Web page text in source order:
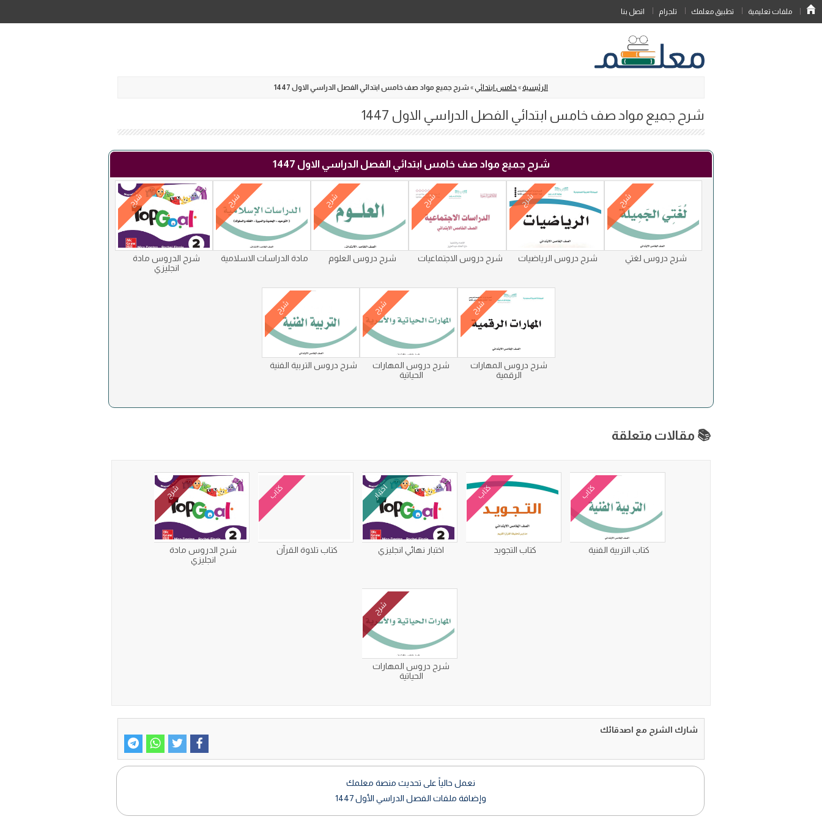
ملفات تعليمية تطبيق معلمك تلجرام اتصل بنا
الرئيسية » خامس ابتدائي »شرح جميع مواد صف خامس ابتدائي الفصل الدراسي الاول 1447
شرح جميع مواد صف خامس ابتدائي الفصل الدراسي الاول 1447
شرح جميع مواد صف خامس ابتدائي الفصل الدراسي الاول 1447
شرح
شرح دروس لغتي
شرح
شرح دروس الرياضيات
شرح
شرح دروس الاجتماعيات
شرح
شرح دروس العلوم
شرح
مادة الدراسات الاسلامية
شرح
شرح الدروس مادة
انجليزي
شرح
شرح دروس المهارات
الرقمية
شرح
شرح دروس المهارات
الحياتية
شرح
شرح دروس التربية الفنية
📚 مقالات متعلقة
كتاب
كتاب التربية الفنية
كتاب
كتاب التجويد
اختبار
اختبار نهائي انجليزي
كتاب
كتاب تلاوة القرآن
شرح
شرح الدروس مادة
انجليزي
شرح
شرح دروس المهارات
الحياتية
شارك الشرح مع اصدقائك
نعمل حالياً على تحديث منصة معلمك
وإضافة ملفات الفصل الدراسي الأول 1447